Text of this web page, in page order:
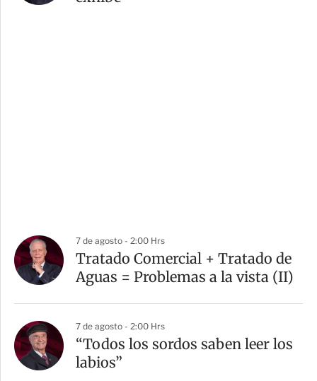
7 de agosto - 2:00 Hrs
Tratado Comercial + Tratado de
Aguas = Problemas a la vista (II)
7 de agosto - 2:00 Hrs
“Todos los sordos saben leer los
labios”